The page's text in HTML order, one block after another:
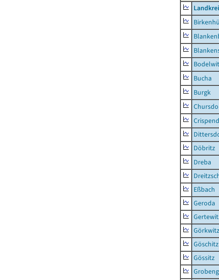
Bucha
Burgk
Döbritz
Dreba
Eßbach
Geroda
Görkwitz
Göschitz
Gössitz